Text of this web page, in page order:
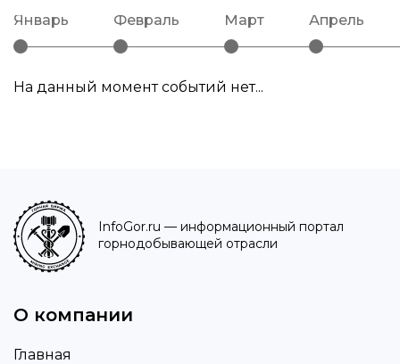
январь февраль март апрель
На данный момент событий нет...
InfoGor.ru — информационный портал
горнодобывающей отрасли
О компании
Главная